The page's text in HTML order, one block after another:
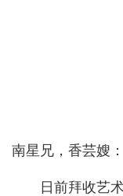
南星兄，香芸嫂：
日前拜收艺